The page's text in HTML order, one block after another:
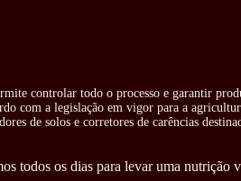
controlar todo o processo e garantir
com a legislação em vigor para a
de solos e corretores de carências
os dias para levar uma nutrição